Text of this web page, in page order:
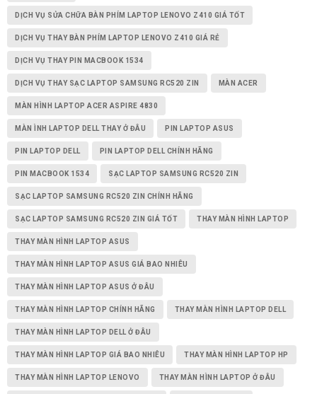
DỊCH VỤ SỬA CHỮA BÀN PHÍM LAPTOP LENOVO Z410 GIÁ TỐT
DỊCH VỤ THAY BÀN PHÍM LAPTOP LENOVO Z410 GIÁ RẺ
DỊCH VỤ THAY PIN MACBOOK 1534
DỊCH VỤ THAY SẠC LAPTOP SAMSUNG RC520 ZIN MÀN ACER
MÀN HÌNH LAPTOP ACER ASPIRE 4830
MÀN ÌNH LAPTOP DELL THAY Ở ĐÂU PIN LAPTOP ASUS
PIN LAPTOP DELL PIN LAPTOP DELL CHÍNH HÃNG
PIN MACBOOK 1534 SẠC LAPTOP SAMSUNG RC520 ZIN
SẠC LAPTOP SAMSUNG RC520 ZIN CHÍNH HÃNG
SẠC LAPTOP SAMSUNG RC520 ZIN GIÁ TỐT THAY MÀN HÌNH LAPTOP
THAY MÀN HÌNH LAPTOP ASUS
THAY MÀN HÌNH LAPTOP ASUS GIÁ BAO NHIÊU
THAY MÀN HÌNH LAPTOP ASUS Ở ĐÂU
THAY MÀN HÌNH LAPTOP CHÍNH HÃNG THAY MÀN HÌNH LAPTOP DELL
THAY MÀN HÌNH LAPTOP DELL Ở ĐÂU
THAY MÀN HÌNH LAPTOP GIÁ BAO NHIÊU THAY MÀN HÌNH LAPTOP HP
THAY MÀN HÌNH LAPTOP LENOVO THAY MÀN HÌNH LAPTOP Ở ĐÂU